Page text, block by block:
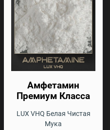
Амфетамин
Премиум Класса
LUX VHQ Белая Чистая
Мука